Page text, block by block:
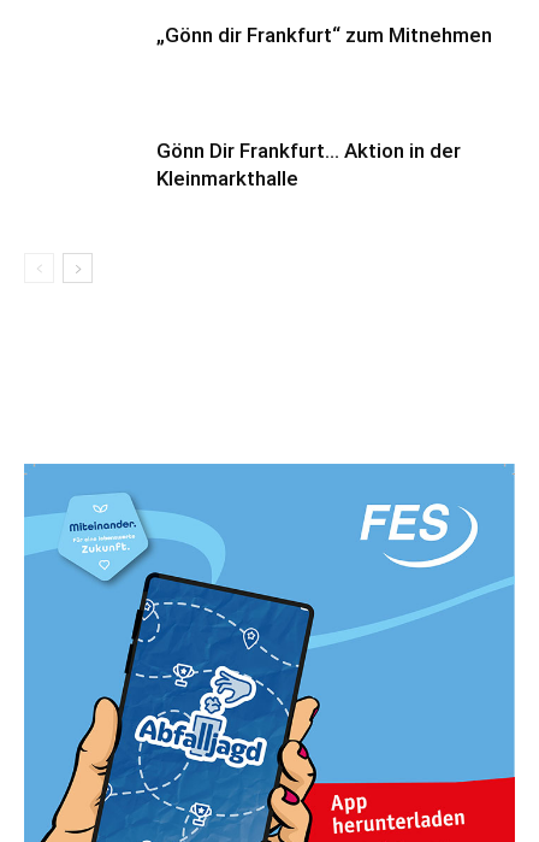
„Gönn dir Frankfurt“ zum Mitnehmen
Gönn Dir Frankfurt… Aktion in der
Kleinmarkthalle